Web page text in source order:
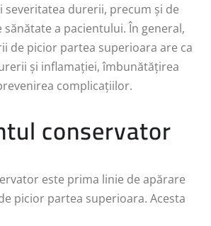
severitatea durerii, precum și de
sănătate a pacientului. În general,
de picior partea superioara are ca
și inflamației, îmbunătățirea
complicațiilor.
conservator
este prima linie de apărare
picior partea superioara. Acesta